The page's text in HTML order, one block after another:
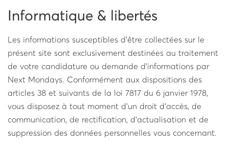
Informatique & libertés
Les informations susceptibles d'être collectées sur le
présent site sont exclusivement destinées au traitement
de votre candidature ou demande d’informations par
Next Mondays. Conformément aux dispositions des
articles 38 et suivants de la loi 78­17 du 6 janvier 1978,
vous disposez à tout moment d'un droit d'accès, de
communication, de rectification, d'actualisation et de
suppression des données personnelles vous concernant.